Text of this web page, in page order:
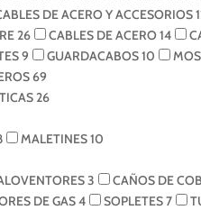
DE ACERO Y ACCESORIOS
26 CABLES DE ACERO 14
9 GUARDACABOS10
69
26
MALETINES10
3 CAÑOS DE
DE GAS4 SOPLETES7